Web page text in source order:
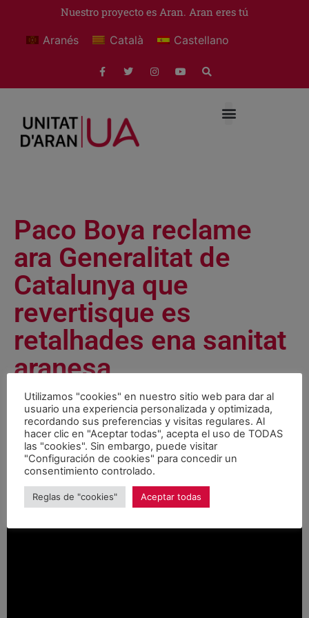
Nuestro proyecto es Aran. Aran eres tú
Aranés Català Castellano
Paco Boya reclame
ara Generalitat de
Catalunya que
revertisque es
retalhades ena sanitat
aranesa
Videos noviembre 12, 2018
Utilizamos "cookies" en nuestro sitio web para dar al
usuario una experiencia personalizada y optimizada,
recordando sus preferencias y visitas regulares. Al
hacer clic en "Aceptar todas", acepta el uso de TODAS
las "cookies". Sin embargo, puede visitar
"Configuración de cookies" para concedir un
consentimiento controlado.
Reglas de "cookies" Aceptar todas